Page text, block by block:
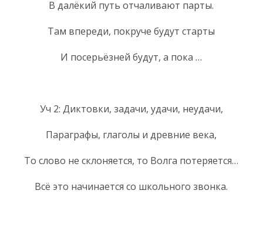
В далёкий путь отчаливают парты.
Там впереди, покруче будут старты
И посерьёзней будут, а пока …
Уч 2: Диктовки, задачи, удачи, неудачи,
Параграфы, глаголы и древние века,
То слово не склоняется, то Волга потеряется…
Всё это начинается со школьного звонка.